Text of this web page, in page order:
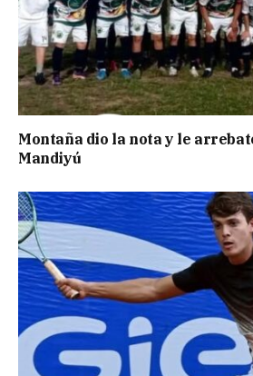
Montaña dio la nota y le
Mandiyú